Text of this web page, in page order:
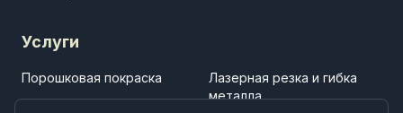
Услуги
Порошковая покраска
Лазерная резка и гибка
металла